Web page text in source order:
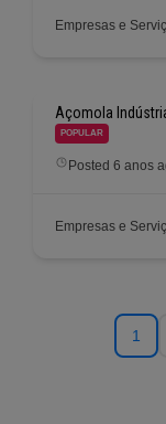
Empresas e
Açomola
POPULAR
Posted 6 anos
Empresas e
1